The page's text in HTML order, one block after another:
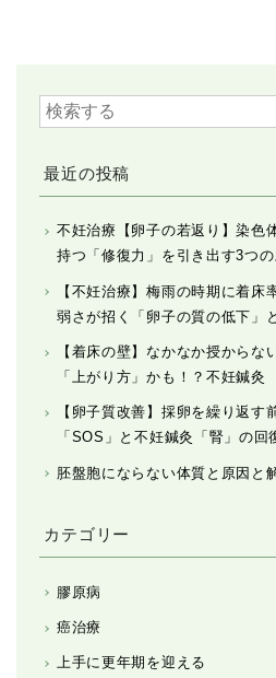
最近の投稿
不妊治療【卵子の若返り】染色
持つ「修復力」を引き出す3つ
【不妊治療】梅雨の時期に着床
弱さが招く「卵子の質の低下」
【着床の壁】なかなか授から
「上がり方」かも！？不妊鍼灸
【卵子質改善】採卵を繰り返す
「SOS」と不妊鍼灸「腎」の回
胚盤胞にならない体質と原因と
カテゴリー
膠原病
癌治療
上手に更年期を迎える